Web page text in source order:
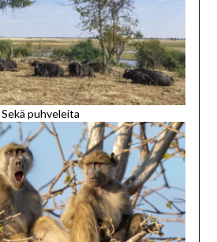
Sekä puhveleita